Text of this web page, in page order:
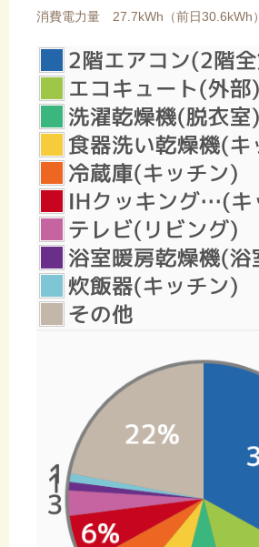
消費電力量 27.7kWh（前日30.6kWh）